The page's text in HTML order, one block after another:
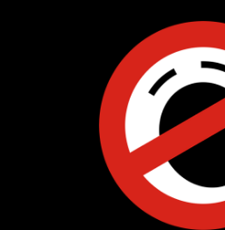
BLOGROLL ARCHIV
KONTAKT
BERATUNG